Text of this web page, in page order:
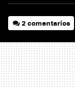
2 comentarios